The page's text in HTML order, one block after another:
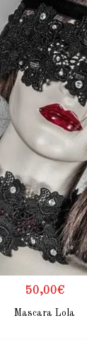
50,00€
Mascara Lola